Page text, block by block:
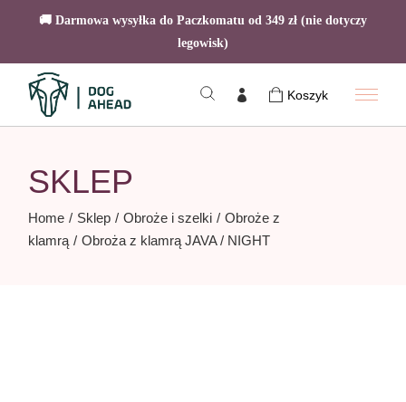
🚚 Darmowa wysyłka do Paczkomatu od 349 zł (nie dotyczy
legowisk)
content
Koszyk
SKLEP
Home Sklep Obroże i szelki
Obroże z
klamrą
Obroża z klamrą JAVA / NIGHT